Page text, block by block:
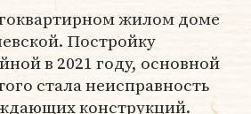
жилом доме
Постройку
в 2021 году, основной
стала неисправность
конструкций.